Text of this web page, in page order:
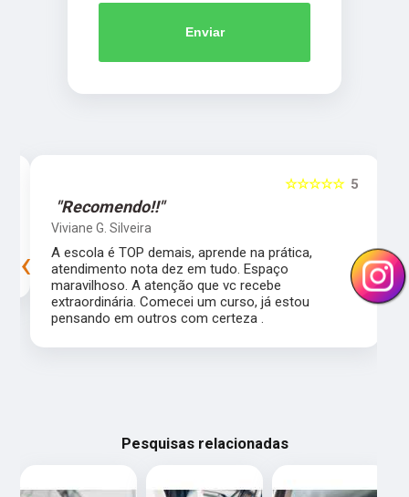
Enviar
5
☆☆☆☆☆
"Recomendo!!"
Viviane G. Silveira
A escola é TOP demais, aprende na prática,
atendimento nota dez em tudo. Espaço
maravilhoso. A atenção que vc recebe
extraordinária. Comecei um curso, já estou
pensando em outros com certeza .
‹ ›
Pesquisas relacionadas